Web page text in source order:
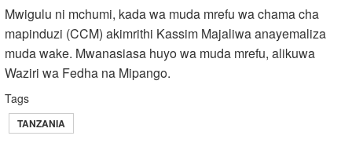
Mwigulu ni mchumi, kada wa muda mrefu wa chama cha
mapinduzi (CCM) akimrithi Kassim Majaliwa anayemaliza
muda wake. Mwanasiasa huyo wa muda mrefu, alikuwa
Waziri wa Fedha na Mipango.
Tags
TANZANIA